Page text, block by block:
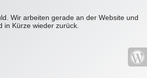
Wir arbeiten gerade an der Website und
in Kürze wieder zurück.